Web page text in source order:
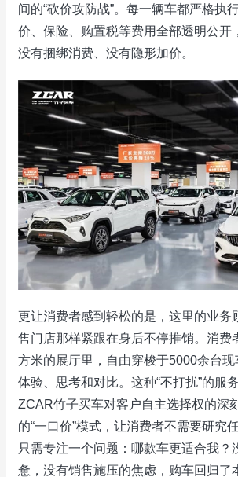
间的“砍价攻防战”。每一辆车都严格执
价、保险、购置税等费用全部透明公开
没有捆绑消费、没有隐形加价。
更让消费者感到轻松的是，这里的业务
售门店那样紧跟在身后不停推销。消费
方米的展厅里，自由穿梭于5000余台
体验、思考和对比。这种“不打扰”的服
ZCAR竹子买车对客户自主选择权的深
的“一口价”模式，让消费者不需要研究任
只需专注一个问题：哪款车更适合我？
惫，没有销售施压的焦虑，购车回归了